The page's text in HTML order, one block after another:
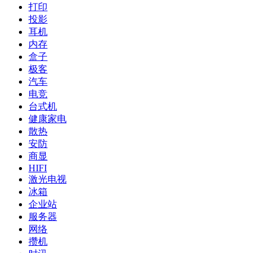
打印
投影
耳机
内存
盒子
极客
汽车
电竞
台式机
健康家电
散热
安防
商显
HIFI
激光电视
冰箱
企业站
服务器
网络
攒机